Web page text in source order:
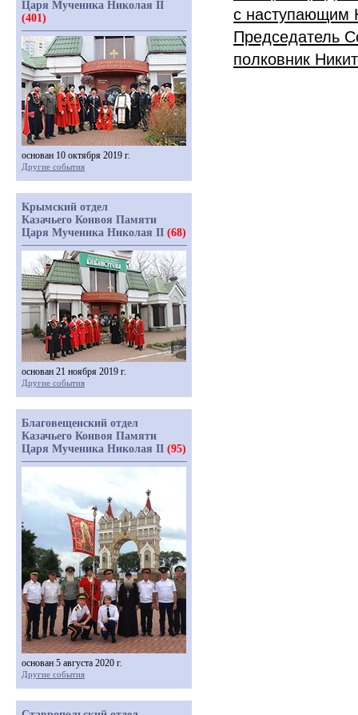
с наступающим
Председатель
полковник
Царя Мученика Николая II
(401)
основан 10 октября 2019 г.
Другие события
Крымский отдел
Казачьего Конвоя Памяти
Царя Мученика Николая II (68)
основан 21 ноября 2019 г.
Другие события
Благовещенский отдел
Казачьего Конвоя Памяти
Царя Мученика Николая II (95)
основан 5 августа 2020 г.
Другие события